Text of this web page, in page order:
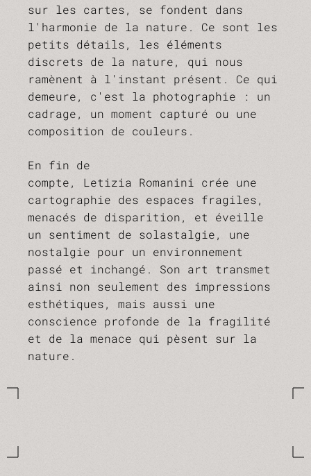
sur les cartes, se fondent dans
l'harmonie de la nature. Ce sont les
petits détails, les éléments
discrets de la nature, qui nous
ramènent à l'instant présent. Ce qui
demeure, c'est la photographie : un
cadrage, un moment capturé ou une
composition de couleurs.
En fin de
compte, Letizia Romanini crée une
cartographie des espaces fragiles,
menacés de disparition, et éveille
un sentiment de solastalgie, une
nostalgie pour un environnement
passé et inchangé. Son art transmet
ainsi non seulement des impressions
esthétiques, mais aussi une
conscience profonde de la fragilité
et de la menace qui pèsent sur la
nature.